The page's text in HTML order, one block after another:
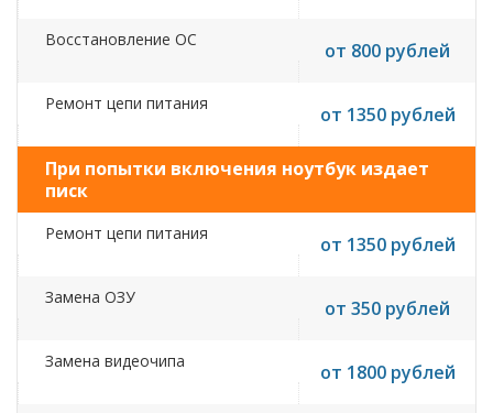
Восстановление ОС от 800 рублей
Ремонт цепи питания от 1350 рублей
При попытки включения ноутбук издает
писк
Ремонт цепи питания от 1350 рублей
Замена ОЗУ от 350 рублей
Замена видеочипа от 1800 рублей